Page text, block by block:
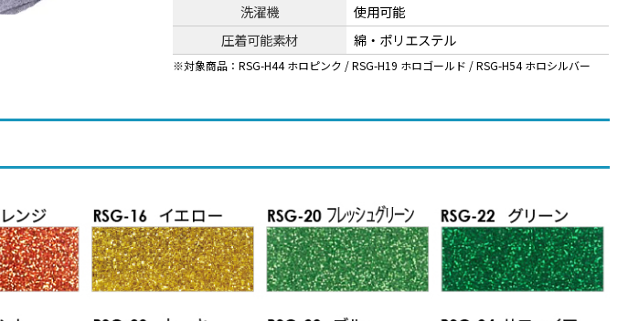
洗濯機
使用可能
圧着可能素材
綿・ポリエステル
対象商品：RSG-H44 ホロピンク / RSG-H19 ホロゴールド / RSG-H54 ホロシルバー